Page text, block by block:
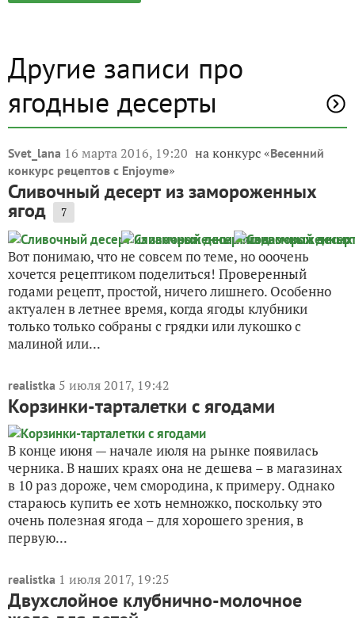
Другие записи про
ягодные десерты
Svet_lana 16 марта 2016, 19:20 на конкурс «Весенний
конкурс рецептов с Enjoyme»
Сливочный десерт из замороженных
ягод 7
Вот понимаю, что не совсем по теме, но ооочень
хочется рецептиком поделиться! Проверенный
годами рецепт, простой, ничего лишнего. Особенно
актуален в летнее время, когда ягоды клубники
только только собраны с грядки или лукошко с
малиной или...
realistka 5 июля 2017, 19:42
Корзинки-тарталетки с ягодами
В конце июня — начале июля на рынке появилась
черника. В наших краях она не дешева – в магазинах
в 10 раз дороже, чем смородина, к примеру. Однако
стараюсь купить ее хоть немножко, поскольку это
очень полезная ягода – для хорошего зрения, в
первую...
realistka 1 июля 2017, 19:25
Двухслойное клубнично-молочное